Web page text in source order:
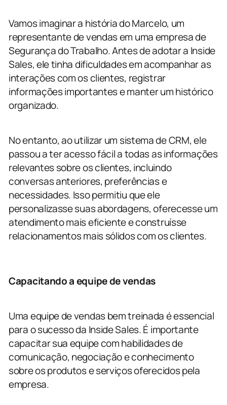
Vamos imaginar a história do Marcelo, um
representante de vendas em uma empresa de
Segurança do Trabalho. Antes de adotar a Inside
Sales, ele tinha dificuldades em acompanhar as
interações com os clientes, registrar
informações importantes e manter um histórico
organizado.
No entanto, ao utilizar um sistema de CRM, ele
passou a ter acesso fácil a todas as informações
relevantes sobre os clientes, incluindo
conversas anteriores, preferências e
necessidades. Isso permitiu que ele
personalizasse suas abordagens, oferecesse um
atendimento mais eficiente e construísse
relacionamentos mais sólidos com os clientes.
Capacitando a equipe de vendas
Uma equipe de vendas bem treinada é essencial
para o sucesso da Inside Sales. É importante
capacitar sua equipe com habilidades de
comunicação, negociação e conhecimento
sobre os produtos e serviços oferecidos pela
empresa.